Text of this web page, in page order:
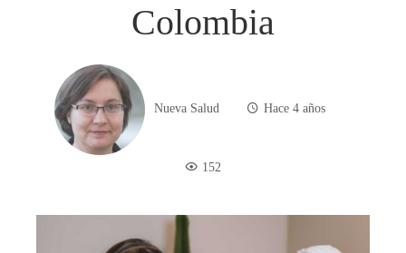
Colombia
Nueva Salud Hace 4 años
152